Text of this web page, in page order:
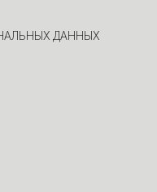
ДАННЫХ